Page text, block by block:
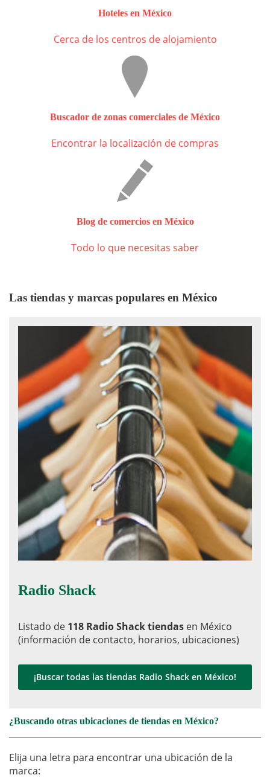
Hoteles en México
Cerca de los centros de alojamiento
Buscador de zonas comerciales de México
Encontrar la localización de compras
Blog de comercios en México
Todo lo que necesitas saber
Las tiendas y marcas populares en México
Radio Shack
Listado de 118 Radio Shack tiendas en México
(información de contacto, horarios, ubicaciones)
¡Buscar todas las tiendas Radio Shack en México!
¿Buscando otras ubicaciones de tiendas en México?
Elija una letra para encontrar una ubicación de la
marca: